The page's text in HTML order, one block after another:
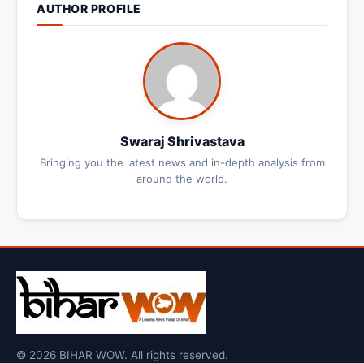
AUTHOR PROFILE
Swaraj Shrivastava
Bringing you the latest news and in-depth analysis from
around the world.
© 2026 BIHAR WOW. All rights reserved.